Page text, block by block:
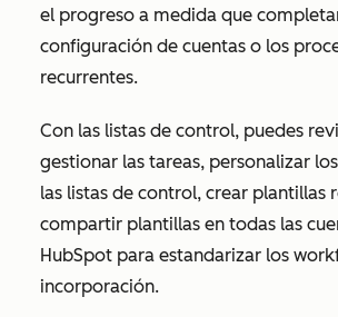
el progreso a medida que
configuración de cuentas o los
recurrentes.
Con las listas de control, puedes
gestionar las tareas, personalizar
las listas de control, crear plantillas
compartir plantillas en todas las
HubSpot para estandarizar los
incorporación.